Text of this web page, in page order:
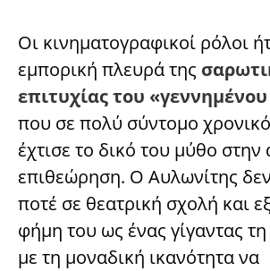
Οι κινηματογραφικοί ρόλοι
εμπορική πλευρά της
επιτυχίαςτου
που σε πολύ σύντομο
έχτισε το δικό του μύθο στην
επιθεώρηση. Ο Αυλωνίτης
ποτέ σε θεατρική σχολή και
φήμη του ως ένας γίγαντας
με τη μοναδική ικανότητα να